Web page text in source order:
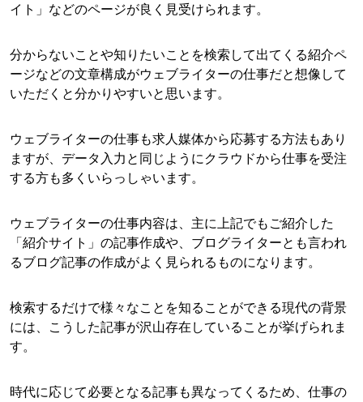
イト」などのページが良く見受けられます。
分からないことや知りたいことを検索して出てくる紹介ペ
ージなどの文章構成がウェブライターの仕事だと想像して
いただくと分かりやすいと思います。
ウェブライターの仕事も求人媒体から応募する方法もあり
ますが、データ入力と同じようにクラウドから仕事を受注
する方も多くいらっしゃいます。
ウェブライターの仕事内容は、主に上記でもご紹介した
「紹介サイト」の記事作成や、ブログライターとも言われ
るブログ記事の作成がよく見られるものになります。
検索するだけで様々なことを知ることができる現代の背景
には、こうした記事が沢山存在していることが挙げられま
す。
時代に応じて必要となる記事も異なってくるため、仕事の